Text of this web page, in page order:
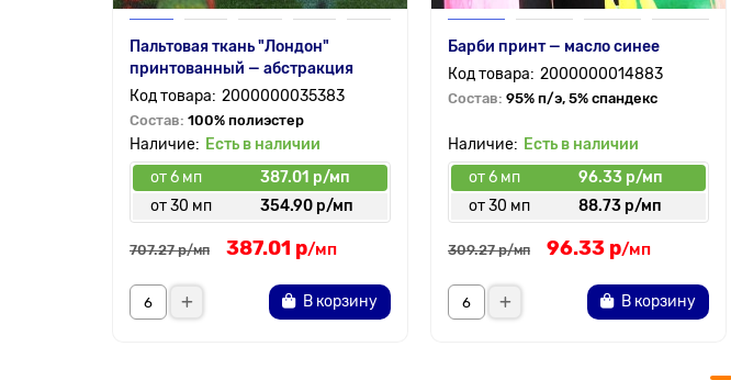
Пальтовая ткань "Лондон"
принтованный — абстракция
2000000035383
Состав: 100% полиэстер
Есть в наличии
от 6 мп
387.01 р/мп
от 30 мп
354.90 р/мп
707.27 р/мп 387.01 р/мп
В корзину
Барби принт — масло синее
2000000014883
Состав: 95% п/э, 5% спандекс
Есть в наличии
от 6 мп
96.33 р/мп
от 30 мп
88.73 р/мп
309.27 р/мп 96.33 р/мп
В корзину